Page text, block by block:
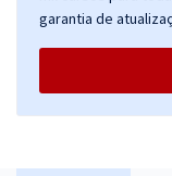
garantia de